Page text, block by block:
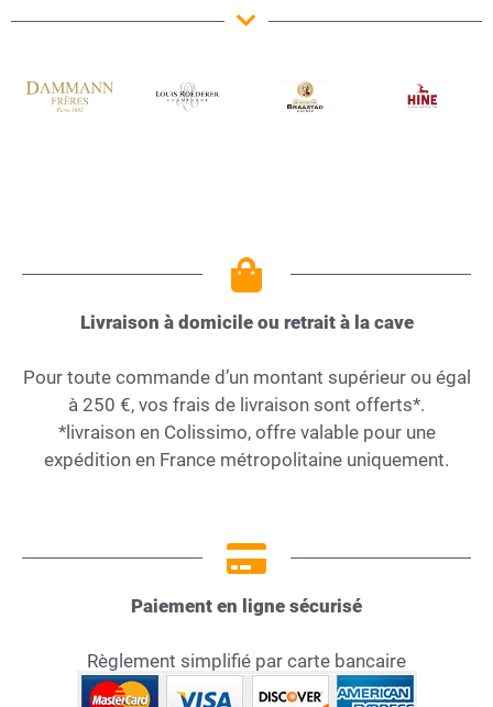
Livraison à domicile ou retrait à la cave
Pour toute commande d’un montant supérieur ou égal
à 250 €, vos frais de livraison sont offerts*.
*livraison en Colissimo, offre valable pour une
expédition en France métropolitaine uniquement.
Paiement en ligne sécurisé
Règlement simplifié par carte bancaire